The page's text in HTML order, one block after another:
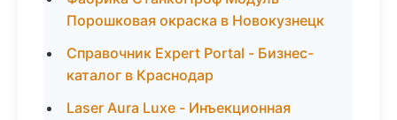
Порошковая окраска в Новокузнецк
Справочник Expert Portal - Бизнес-
каталог в Краснодар
Laser Aura Luxe - Инъекционная